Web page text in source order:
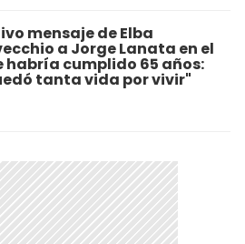
mensaje de Elba
a Jorge Lanata en el
habría cumplido 65 años:
tanta vida por vivir"